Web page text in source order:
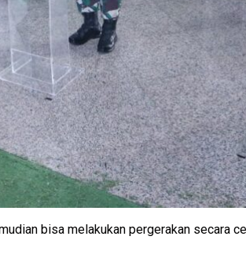
bisa melakukan pergerakan secara